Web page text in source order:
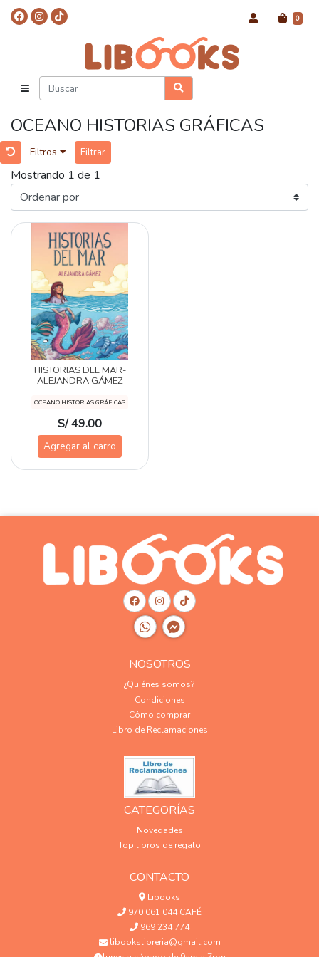
0
OCEANO HISTORIAS GRÁFICAS
Filtros Filtrar
Mostrando 1 de 1
HISTORIAS DEL MAR-
ALEJANDRA GÁMEZ
OCEANO HISTORIAS GRÁFICAS
S/ 49.00
Agregar al carro
NOSOTROS
¿Quiénes somos?
Condiciones
Cómo comprar
Libro de Reclamaciones
CATEGORÍAS
Novedades
Top libros de regalo
CONTACTO
Libooks
970 061 044 CAFÉ
969 234 774
libookslibreria@gmail.com